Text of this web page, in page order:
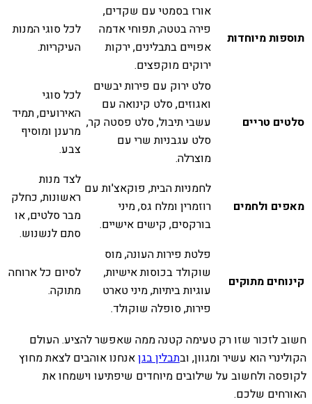
תוספות מיוחדות
אורז בסמטי עם שקדים,
פירה בטטה, תפוחי אדמה
אפויים בתבלינים, ירקות
ירוקים מוקפצים.
לכל סוגי המנות
העיקריות.
סלטים טריים
סלט ירוק עם פירות יבשים
ואגוזים, סלט קינואה עם
עשבי תיבול, סלט פסטה קר,
סלט עגבניות שרי עם
מוצרלה.
לכל סוגי
האירועים, תמיד
מרענן ומוסיף
צבע.
מאפים ולחמים
לחמניות הבית, פוקאצ'ות עם
רוזמרין ומלח גס, מיני
בורקסים, קישים אישיים.
לצד מנות
ראשונות, כחלק
מבר סלטים, או
סתם לנשנוש.
קינוחים מתוקים
פלטת פירות העונה, מוס
שוקולד בכוסות אישיות,
עוגיות ביתיות, מיני טארט
פירות, סופלה שוקולד.
לסיום כל ארוחה
מתוקה.
חשוב לזכור שזו רק טעימה קטנה ממה שאפשר להציע. העולם
הקולינרי הוא עשיר ומגוון, ובתבלין בגןאנחנו אוהבים לצאת מחוץ
לקופסה ולחשוב על שילובים מיוחדים שיפתיעו וישמחו את
האורחים שלכם.